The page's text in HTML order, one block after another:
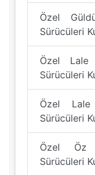
Özel
Sürücüleri
Özel Lale
Sürücüleri
Özel
Sürücüleri
Özel Öz
Sürücüleri